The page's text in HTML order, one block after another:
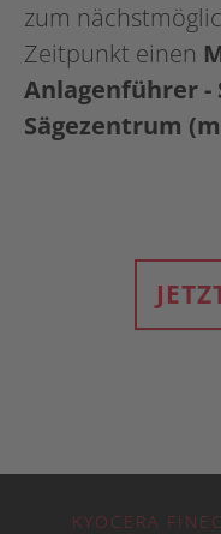
zum
Zeitpunkt einen
Anlagenführer -
Sägezentrum
KYOCERA